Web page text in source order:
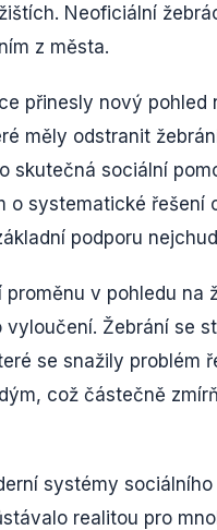
Neoficiální
z města.
přinesly nový pohled
měly odstranit
skutečná sociální
o systematické
podporu
v pohledu na
Žebrání se
se snažily problém
což částečně
systémy
realitou pro